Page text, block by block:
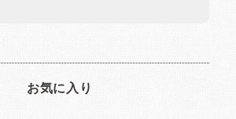
お気に入り